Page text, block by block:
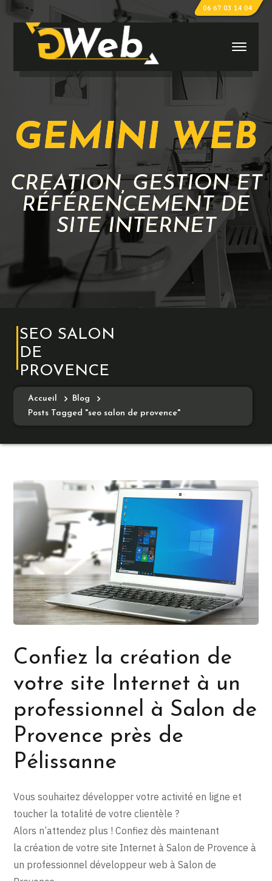
06 67 03 14 04
GEMINI WEB
CRÉATION, GESTION ET
RÉFÉRENCEMENT DE
SITE INTERNET
SEO SALON
DE
PROVENCE
Accueil
Blog
Posts Tagged "seo salon de provence"
Confiez la création de
votre site Internet à un
professionnel à Salon de
Provence près de
Pélissanne
Vous souhaitez développer votre activité en ligne et
toucher la totalité de votre clientèle ?
Alors n’attendez plus ! Confiez dès maintenant
la création de votre site Internet à Salon de Provence à
un professionnel développeur web à Salon de